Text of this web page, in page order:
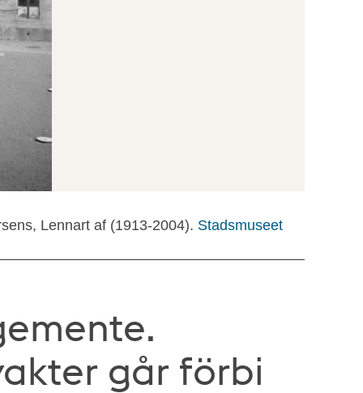
Lennart af (1913-2004). Stadsmuseet
går förbi